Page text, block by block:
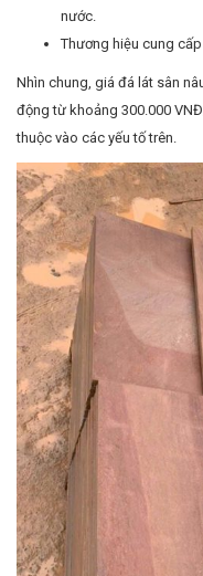
nước.
Thương hiệu cung
Nhìn chung, giá đá lát sân
động từ khoảng 300.000
thuộc vào các yếu tố trên.